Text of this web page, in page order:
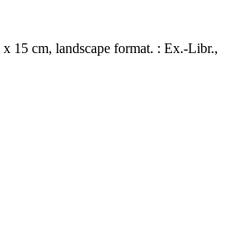
15 cm, landscape format. : Ex.-Libr.,